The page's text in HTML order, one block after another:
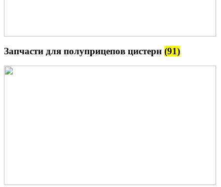
Запчасти для полуприцепов цистерн (91)